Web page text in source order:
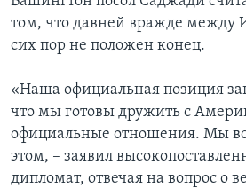
Learning English
СОЦИАЛЬНЫЕ СЕТИ
Языки
том, что давней вражде
сих пор не положен конец.
«Наша официальная позиция
что мы готовы дружить с
официальные отношения. Мы
этом, – заявил
дипломат, отвечая на вопрос о